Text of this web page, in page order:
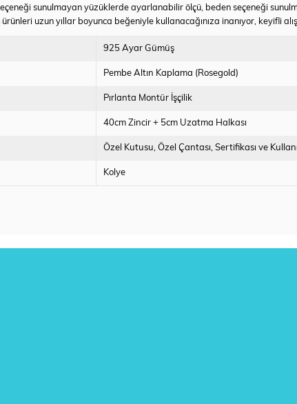
sunulmayan yüzüklerde ayarlanabilir ölçü, beden seçeneği
ürünleri uzun yıllar boyunca beğeniyle kullanacağınıza inanıyor, keyifli
925 Ayar Gümüş
Pembe Altın Kaplama (Rosegold)
Pırlanta Montür İşçilik
40cm Zincir + 5cm Uzatma Halkası
Özel Kutusu Özel Çantası Sertifikası ve
Kolye